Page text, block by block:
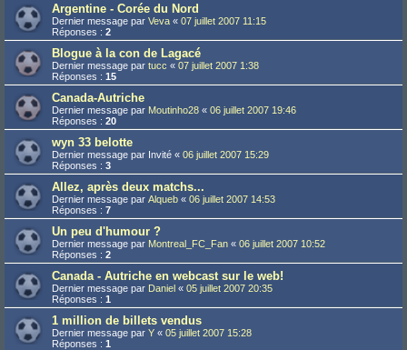
Argentine - Corée du Nord
Dernier message par Veva « 07 juillet 2007 11:15
Réponses : 2
Blogue à la con de Lagacé
Dernier message par tucc « 07 juillet 2007 1:38
Réponses : 15
Canada-Autriche
Dernier message par Moutinho28 « 06 juillet 2007 19:46
Réponses : 20
wyn 33 belotte
Dernier message par Invité « 06 juillet 2007 15:29
Réponses : 3
Allez, après deux matchs...
Dernier message par Alqueb « 06 juillet 2007 14:53
Réponses : 7
Un peu d'humour ?
Dernier message par Montreal_FC_Fan « 06 juillet 2007 10:52
Réponses : 2
Canada - Autriche en webcast sur le web!
Dernier message par Daniel « 05 juillet 2007 20:35
Réponses : 1
1 million de billets vendus
Dernier message par Y « 05 juillet 2007 15:28
Réponses : 1